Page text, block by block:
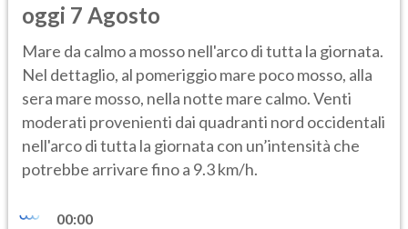
oggi 7 Agosto
Mare da calmo a mosso nell'arco di tutta la giornata.
Nel dettaglio, al pomeriggio mare poco mosso, alla
sera mare mosso, nella notte mare calmo. Venti
moderati provenienti dai quadranti nord occidentali
nell'arco di tutta la giornata con un’intensità che
potrebbe arrivare fino a 9.3 km/h.
00:00